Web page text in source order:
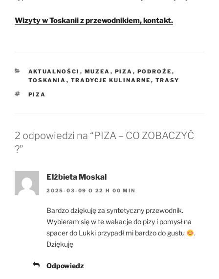
Wizyty w Toskanii z przewodnikiem, kontakt.
KATEGORIE
AKTUALNOŚCI , MUZEA , PIZA , PODROŻE ,
TOSKANIA , TRADYCJE KULINARNE , TRASY
TAGI
PIZA
2 odpowiedzi na “PIZA – CO ZOBACZYĆ
?”
Elżbieta Moskal
2025-03-09 O 22 H 00 MIN
Bardzo dziękuję za syntetyczny przewodnik.
Wybieram się w te wakacje do pizy i pomysł na
spacer do Lukki przypadł mi bardzo do gustu
.
Dziękuję
Odpowiedz